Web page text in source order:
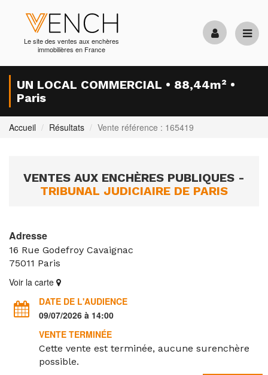
Le site des ventes aux enchères
immobilières en France
UN LOCAL COMMERCIAL • 88,44m² •
Paris
Accueil Résultats Vente référence : 165419
VENTES AUX ENCHÈRES PUBLIQUES -
TRIBUNAL JUDICIAIRE DE PARIS
Adresse
16 Rue Godefroy Cavaignac
75011 Paris
Voir la carte
DATE DE L'AUDIENCE
09/07/2026 à 14:00
VENTE TERMINÉE
Cette vente est terminée, aucune surenchère
possible.